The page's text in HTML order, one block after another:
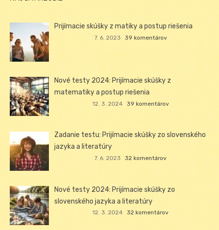
Prijímacie skúšky z matiky a postup riešenia
7. 6. 2023 39 komentárov
Nové testy 2024: Prijímacie skúšky z
matematiky a postup riešenia
12. 3. 2024 39 komentárov
Zadanie testu: Prijímacie skúšky zo slovenského
jazyka a literatúry
7. 6. 2023 32 komentárov
Nové testy 2024: Prijímacie skúšky zo
slovenského jazyka a literatúry
12. 3. 2024 32 komentárov